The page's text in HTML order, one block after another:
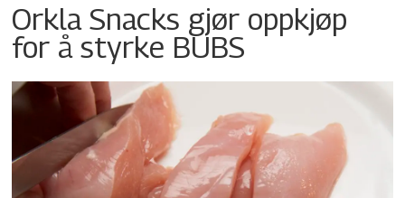
Orkla Snacks gjør oppkjøp
for å styrke BUBS